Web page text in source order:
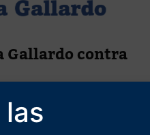
Gallardo contra
director, Javier Ruiz
tiempo. Aquí se lo contamos